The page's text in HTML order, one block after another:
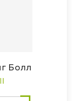
Болл